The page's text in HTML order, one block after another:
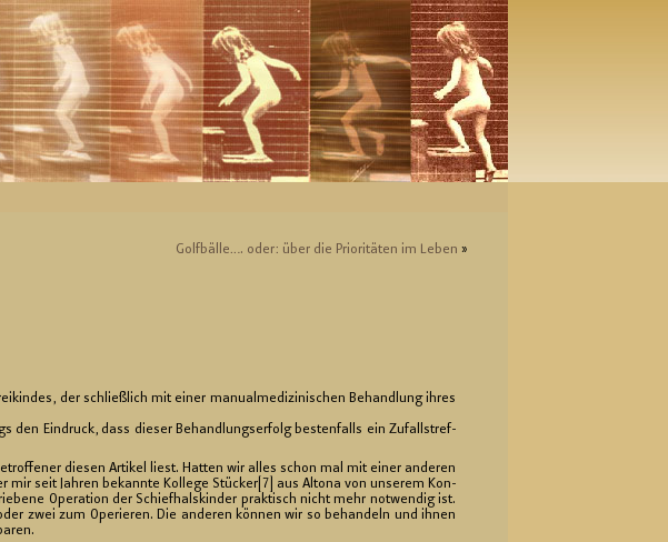
Golf­bäl­le…. oder: über die Prio­ri­tä­ten im Leben »
der schließ­lich mit einer ma­nu­al­me­di­zi­ni­schen Be­hand­lung ihres
den Ein­druck, dass die­ser Be­hand­lungs­er­folg bes­ten­falls ein Zu­falls­tref­
die­sen Ar­ti­kel liest. Hat­ten wir alles schon mal mit einer an­de­ren
mir seit Jah­ren be­kann­te Kol­le­ge Stü­cker[7] aus Al­to­na von un­se­rem Kon­
Ope­ra­ti­on der Schief­hals­kin­der prak­tisch nicht mehr not­wen­dig ist.
zwei zum Ope­rie­ren. Die an­de­ren kön­nen wir so be­han­deln und ihnen